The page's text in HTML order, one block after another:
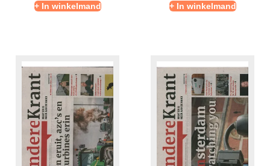
+ In winkelmand + In winkelmand